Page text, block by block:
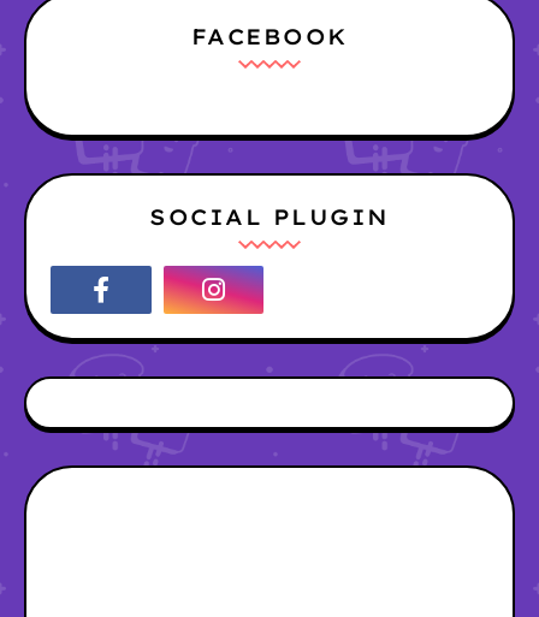
FACEBOOK
SOCIAL PLUGIN